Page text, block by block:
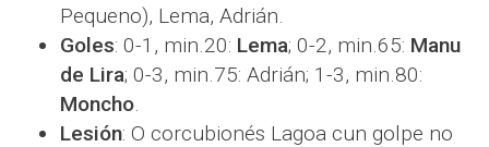
Pequeno), Lema, Adrián.
Goles: 0-1, min.20: Lema; 0-2, min.65: Manu
de Lira; 0-3, min.75: Adrián; 1-3, min.80:
Moncho
Lesión: O corcubionés Lagoa cun golpe no